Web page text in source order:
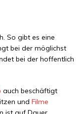
So gibt es eine
bei der möglichst
bei der hoffentlich
auch beschäftigt
und Filme